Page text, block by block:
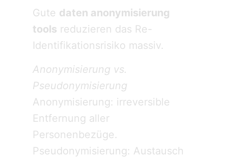
Gute daten anonymisierung
tools reduzieren das Re-
Identifikationsrisiko massiv.
Anonymisierung vs.
Pseudonymisierung
Anonymisierung: irreversible
Entfernung aller
Personenbezüge.
Pseudonymisierung: Austausch